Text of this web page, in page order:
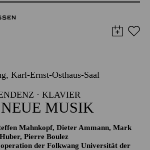
Karl-Ernst-Osthaus-Saal
· KLAVIER
MUSIK
Mahnkopf, Dieter Ammann, Mark
Pierre Boulez
der Folkwang Universität der